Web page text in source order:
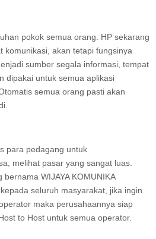
pokok semua orang. HP sekarang
komunikasi, akan tetapi fungsinya
sumber segala informasi, tempat
dipakai untuk semua aplikasi
semua orang pasti akan
para pedagang untuk
melihat pasar yang sangat luas.
WIJAYA KOMUNIKA
seluruh masyarakat, jika ingin
maka perusahaannya siap
to Host untuk semua operator.